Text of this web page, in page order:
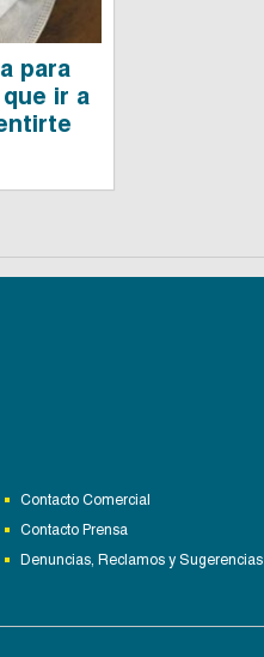
para
ir a
Contacto Comercial
Contacto Prensa
Denuncias, Reclamos y Sugerencias